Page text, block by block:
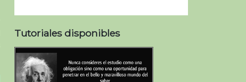
Tutoriales disponibles